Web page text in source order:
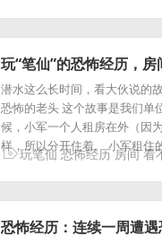
玩“笔仙”的恐怖经历，
潜水这么长时间，看大伙说的
恐怖的老头 这个故事是我们单
候，小军一个人租房在外（因
样，所以分开住着。 小军租住
玩笔仙 恐怖经历 房间 看
恐怖经历：连续一周遭